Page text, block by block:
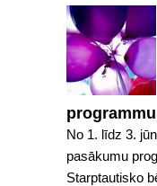
programmu
No 1. līdz 3.
pasākumu
Starptautisko